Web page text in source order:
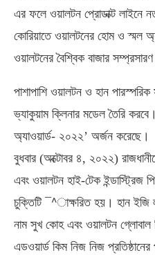
এর ফলে ওয়ালটন প্রোডাক্ট লাইনে
কোরিয়াতে ওয়ালটনের হোম ও স্মল
ওয়ালটনের বৈশ্বিক বাজার
পাশাপাশি ওয়ালটন ও হান
ভ্যাকুয়াম ক্লিনার মডেল তৈরি
অ্যাওয়ার্ড- ২০২২’ অর্জন করেছে।
বুধবার (অক্টোবর ৪, ২০২২)
এবং ওয়ালটন হাই-টেক ইন্ডাস্ট্রিজ
চুক্তিটি ¯^াক্ষরিত হয়। হান ইজি
নাম সুখ কোহ এবং ওয়ালটন গ্লোবাল
এডওয়ার্ড কিম নিজ নিজ